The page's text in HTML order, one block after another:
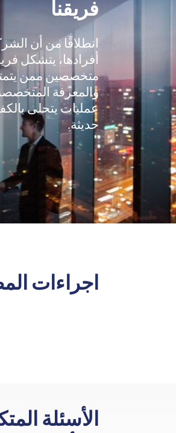
فريقنا
انطلاقًا من أن
أفرادها، يتشكل
متخصصين ممن
والمعرفة
عمليات يتحلى
حديثة.
اجراءات
الأسئلة